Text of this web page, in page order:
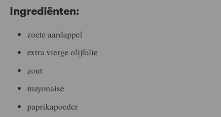
Ingrediënten:
zoete aardappel
extra vierge olijfolie
zout
mayonaise
paprikapoeder